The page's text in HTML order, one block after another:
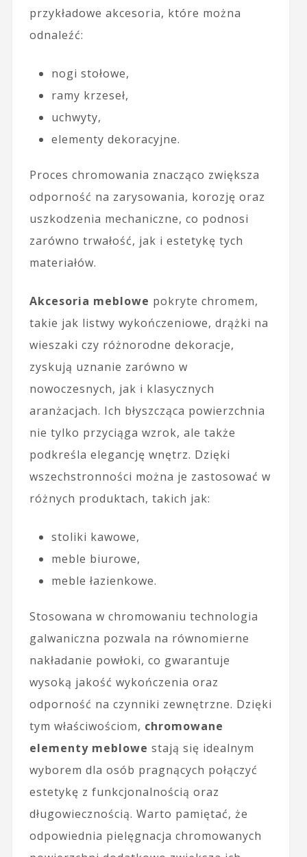
przykładowe akcesoria, które można
odnaleźć:
nogi stołowe,
ramy krzeseł,
uchwyty,
elementy dekoracyjne.
Proces chromowania znacząco zwiększa
odporność na zarysowania, korozję oraz
uszkodzenia mechaniczne, co podnosi
zarówno trwałość, jak i estetykę tych
materiałów.
Akcesoria meblowe pokryte chromem,
takie jak listwy wykończeniowe, drążki na
wieszaki czy różnorodne dekoracje,
zyskują uznanie zarówno w
nowoczesnych, jak i klasycznych
aranżacjach. Ich błyszcząca powierzchnia
nie tylko przyciąga wzrok, ale także
podkreśla elegancję wnętrz. Dzięki
wszechstronności można je zastosować w
różnych produktach, takich jak:
stoliki kawowe,
meble biurowe,
meble łazienkowe.
Stosowana w chromowaniu technologia
galwaniczna pozwala na równomierne
nakładanie powłoki, co gwarantuje
wysoką jakość wykończenia oraz
odporność na czynniki zewnętrzne. Dzięki
tym właściwościom, chromowane
elementy meblowe stają się idealnym
wyborem dla osób pragnących połączyć
estetykę z funkcjonalnością oraz
długowiecznością. Warto pamiętać, że
odpowiednia pielęgnacja chromowanych